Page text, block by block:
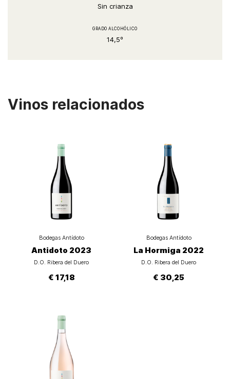
Sin crianza
GRADO ALCOHÓLICO
14,5º
Vinos relacionados
Bodegas Antídoto
Antidoto 2023
D.O. Ribera del Duero
€ 17,18
Bodegas Antídoto
La Hormiga 2022
D.O. Ribera del Duero
€ 30,25